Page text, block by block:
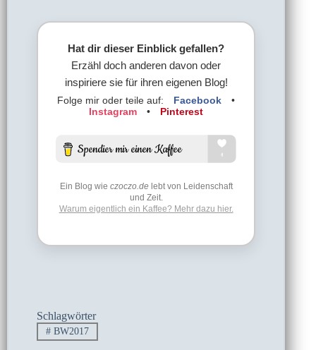
Hat dir dieser Einblick gefallen?
Erzähl doch anderen davon oder
inspiriere sie für ihren eigenen Blog!
Folge mir oder teile auf: Facebook
•
Instagram
• Pinterest
Ein Blog wie czoczo.delebt von Leidenschaft
und Zeit.
Warum eigentlich ein Kaffee? Mehr dazu hier.
Schlagwörter
#BW2017